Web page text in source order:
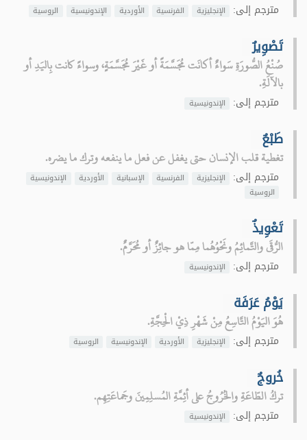
مترجم إلى: الإنجليزية الفرنسية الأوردية الإندونيسية الروسية
تَصْوِيرٌ
صُنْعُ الصُّورَةِ سَواءٌ أكانَت مُجَسَّمَةً أو غَيْرَ مُجَسَّمَةٍ، وسواءً كانت بِاليَدِ أو
بالآلَةِ.
مترجم إلى: الإندونيسية
طَبْعٌ
تغطية قلب الإنسان حتى يغفل عن فعل ما ينفعه وترك ما يضره.
مترجم إلى: الإنجليزية الفرنسية الإسبانية الأوردية
الإندونيسية
الروسية
تَعْوِيذٌ
الرُّقَى والتَّمائِمُ ونَحْوُهُما مِمّا هو جائِزٌ أو مُحَرَّمٌ.
مترجم إلى: الإندونيسية
يَوْمُ عَرَفَة
هُوَ اليَوْمُ التَّاسِعُ مِنْ شَهْرِ ذِيْ الْحِجَّةِ.
مترجم إلى: الإنجليزية الأوردية الإندونيسية الروسية
خُروجٌ
تركُ الطّاعَةِ والخُرُوجُ على أئِمَّةِ المُسلِمِينَ وجَماعَتِهِم.
مترجم إلى: الإندونيسية